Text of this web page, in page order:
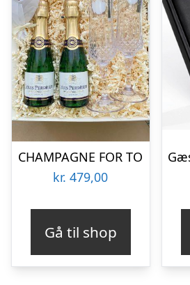
CHAMPAGNE FOR TO
kr. 479,00
Gå til shop